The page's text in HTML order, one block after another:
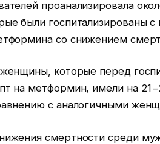
проанализировала
были госпитализированы с
со снижением
которые перед
на метформин, имели на
с аналогичными
смертности среди